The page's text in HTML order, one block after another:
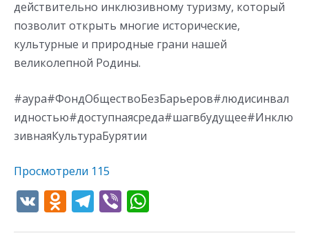
действительно инклюзивному туризму, который
позволит открыть многие исторические,
культурные и природные грани нашей
великолепной Родины.
#аура#ФондОбществоБезБарьеров#людисинвал
идностью#доступнаясреда#шагвбудущее#Инклю
зивнаяКультураБурятии
Просмотрели 115
V O T Vi